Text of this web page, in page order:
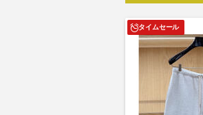
タイムセール